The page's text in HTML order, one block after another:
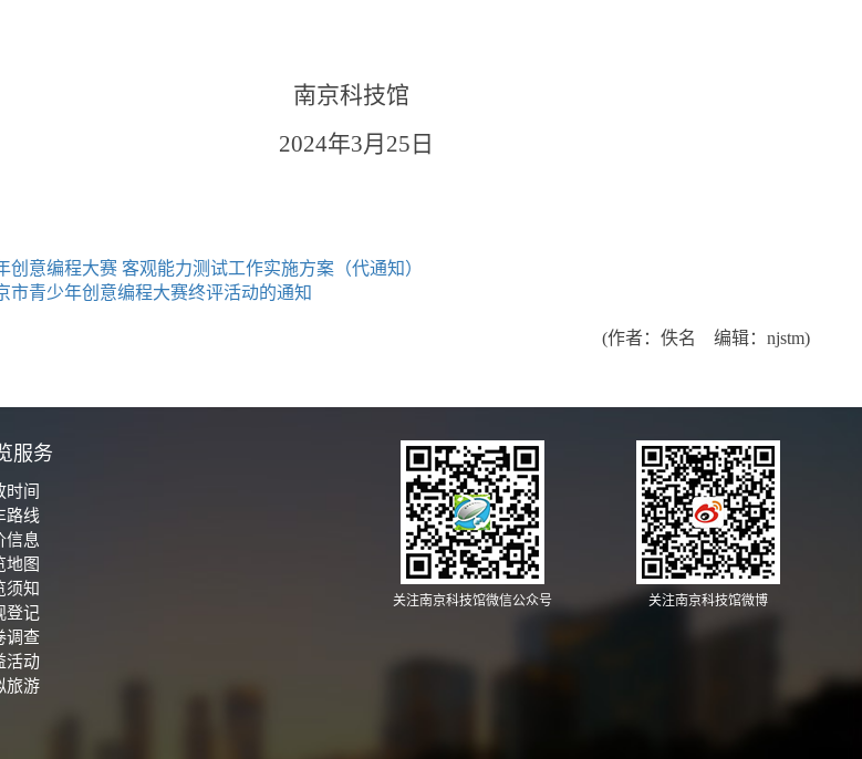
南京科技馆
2024年3月 25 日
创意编程大赛 客观能力测试工作实施方案（代通知）
市青少年创意编程大赛终评活动的通知
(作者：佚名 编辑：njstm)
服务
时间
路线
信息
地图
须知
登记
调查
活动
旅游
关注南京科技馆微信公众号 关注南京科技馆微博